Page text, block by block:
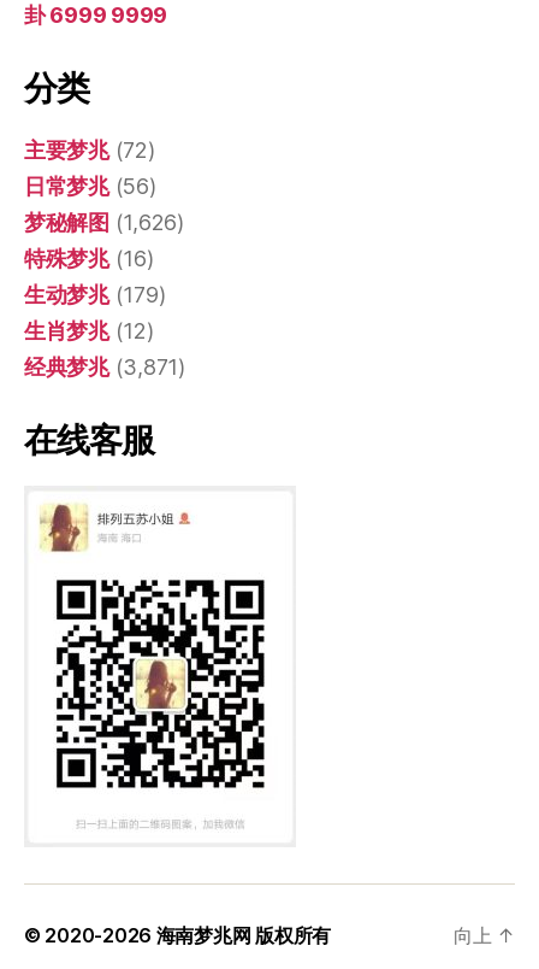
卦 6999 9999
分类
主要梦兆(72)
日常梦兆(56)
梦秘解图 (1,626)
特殊梦兆(16)
生动梦兆(179)
生肖梦兆(12)
经典梦兆(3,871)
在线客服
© 2020-2026 海南梦兆网 版权所有 向上 ↑